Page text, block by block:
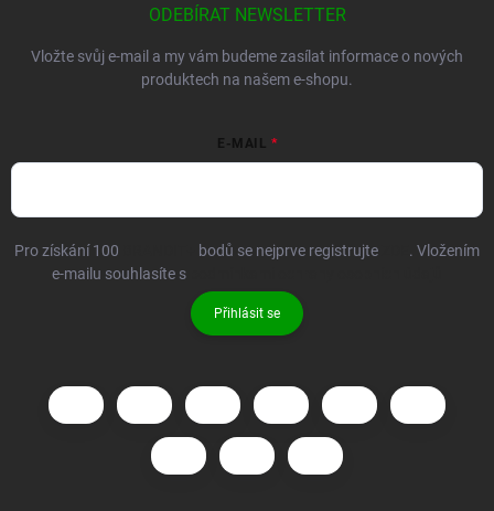
ODEBÍRAT NEWSLETTER
Vložte svůj e-mail a my vám budeme zasílat informace o nových
produktech na našem e-shopu.
E-MAIL
Pro získání 100 bodů se nejprve registrujte
. Vložením
e-mailu souhlasíte s
Přihlásit se